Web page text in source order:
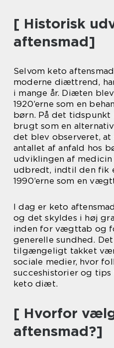
[ Historisk
aftensmad]
Selvom keto
moderne diættrend,
i mange år. Diæten
1920’erne som en
børn. På det tidspunkt
brugt som en
det blev observeret,
antallet af anfald hos
udviklingen af
udbredt, indtil den fik
1990’erne som en
I dag er keto
og det skyldes i høj
inden for vægttab og
generelle sundhed.
tilgængeligt takket
sociale medier, hvor
succeshistorier og
keto diæt.
[ Hvorfor
aftensmad?]